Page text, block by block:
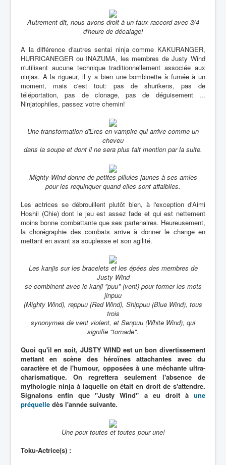
Autrement dit, nous avons droit à un faux-raccord avec 3/4
d'heure de décalage!
A la différence d'autres sentai ninja comme KAKURANGER,
HURRICANEGER ou INAZUMA, les membres de Justy Wind
n'utilisent aucune technique traditionnellement associée aux
ninjas. A la rigueur, il y a bien une bombinette à fumée à un
moment, mais c'est tout: pas de shurikens, pas de
téléportation, pas de clonage, pas de déguisement ...
Ninjatophiles, passez votre chemin!
Une transformation d'Eres en vampire qui arrive comme un
cheveu
dans la soupe et dont il ne sera plus fait mention par la suite.
Mighty Wind donne de petites pillules jaunes à ses amies
pour les requinquer quand elles sont affaiblies.
Les actrices se débrouillent plutôt bien, à l'exception d'Aimi
Hoshii (Chie) dont le jeu est assez fade et qui est nettement
moins bonne combattante que ses partenaires. Heureusement,
la chorégraphie des combats arrive à donner le change en
mettant en avant sa souplesse et son agilité.
Les kanjis sur les bracelets et les épées des membres de
Justy Wind
se combinent avec le kanji "puu" (vent) pour former les mots
jinpuu
(Mighty Wind), reppuu (Red Wind), Shippuu (Blue Wind), tous
trois
synonymes de vent violent, et Senpuu (White Wind), qui
signifie "tornade".
Quoi qu'il en soit, JUSTY WIND est un bon divertissement
mettant en scène des héroïnes attachantes avec du
caractère et de l'humour, opposées à une méchante ultra-
charismatique. On regrettera seulement l'absence de
mythologie ninja à laquelle on était en droit de s'attendre.
Signalons enfin que "Justy Wind" a eu droit à une
préquelle dès l'année suivante.
Une pour toutes et toutes pour une!
Toku-Actrice(s) :